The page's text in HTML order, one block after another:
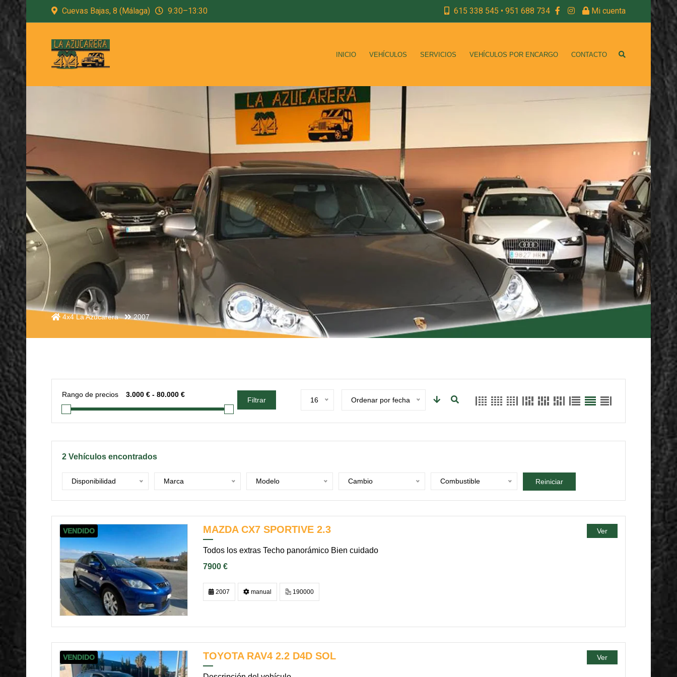
Cuevas Bajas, 8 (Málaga) 9:30–13:30 615 338 545 • 951 688 734 Mi cuenta
INICIO VEHÍCULOS SERVICIOS VEHÍCULOS POR ENCARGO CONTACTO
4x4 La Azucarera 2007
Rango de precios
Filtrar 16 Ordenar por fecha
2 Vehículos encontrados
Disponibilidad Marca Modelo Cambio Combustible Reiniciar
VENDIDO MAZDA CX7 SPORTIVE 2.3
Todos los extras Techo panorámico Bien cuidado
7900 €
Ver
2007 manual 190000
VENDIDO TOYOTA RAV4 2.2 D4D SOL Ver